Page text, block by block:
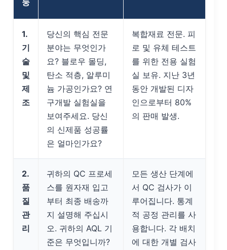
둥
1.
기
술
및
제
조
당신의 핵심 전문
분야는 무엇인가
요? 블로우 몰딩,
탄소 적층, 알루미
늄 가공인가요? 연
구개발 실험실을
보여주세요. 당신
의 신제품 성공률
은 얼마인가요?
복합재료 전문. 피
로 및 유체 테스트
를 위한 전용 실험
실 보유. 지난 3년
동안 개발된 디자
인으로부터 80%
의 판매 발생.
2.
품
질
관
리
귀하의 QC 프로세
스를 원자재 입고
부터 최종 배송까
지 설명해 주십시
오. 귀하의 AQL 기
준은 무엇입니까?
모든 생산 단계에
서 QC 검사가 이
루어집니다. 통계
적 공정 관리를 사
용합니다. 각 배치
에 대한 개별 검사